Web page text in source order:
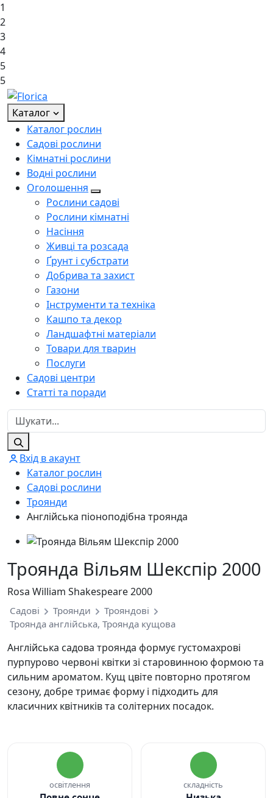
1
2
3
4
5
5
Каталог
Каталог рослин
Садові рослини
Кімнатні рослини
Водні рослини
Оголошення
Рослини садові
Рослини кімнатні
Насіння
Живці та розсада
Ґрунт і субстрати
Добрива та захист
Газони
Інструменти та техніка
Кашпо та декор
Ландшафтні матеріали
Товари для тварин
Послуги
Садові центри
Статті та поради
Вхід в акаунт
Каталог рослин
Садові рослини
Троянди
Англійська піоноподібна троянда
Троянда Вільям Шекспір 2000
Rosa William Shakespeare 2000
Садові Троянди
Трояндові
Троянда англійська, Троянда кущова
Англійська садова троянда формує густомахрові
пурпурово червоні квітки зі старовинною формою та
сильним ароматом. Кущ цвіте повторно протягом
сезону, добре тримає форму і підходить для
класичних квітників та солітерних посадок.
освітлення складність